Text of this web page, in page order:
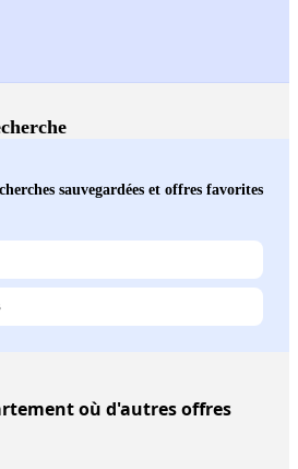
sauvegardées et offres favorites
où d'autres offres